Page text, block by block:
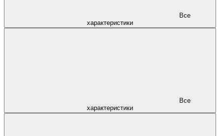
характеристики
характеристики